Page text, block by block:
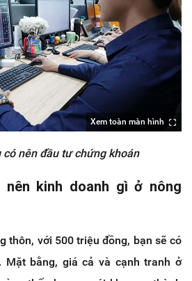
Xem toàn màn hình
có nên đầu tư chứng khoán
nên kinh doanh gì ở nông
thôn, với 500 triệu đồng, bạn sẽ có
Mặt bằng, giá cả và cạnh tranh ở